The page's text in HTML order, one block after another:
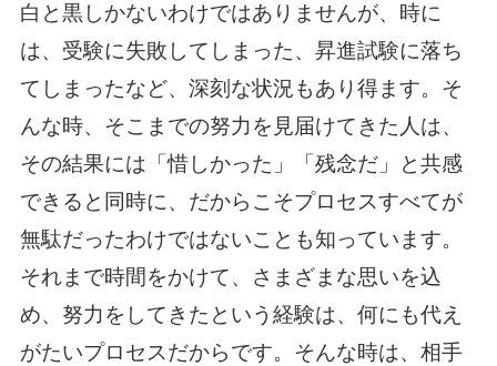
白と黒しかないわけではありませんが、時に
は、受験に失敗してしまった、昇進試験に落ち
てしまったなど、深刻な状況もあり得ます。そ
んな時、そこまでの努力を見届けてきた人は、
その結果には「惜しかった」「残念だ」と共感
できると同時に、だからこそプロセスすべてが
無駄だったわけではないことも知っています。
それまで時間をかけて、さまざまな思いを込
め、努力をしてきたという経験は、何にも代え
がたいプロセスだからです。そんな時は、相手